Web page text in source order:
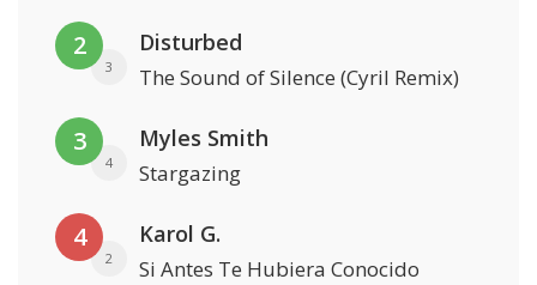
2
3
Disturbed
The Sound of Silence (Cyril Remix)
3
4
Myles Smith
Stargazing
4
2
Karol G.
Si Antes Te Hubiera Conocido